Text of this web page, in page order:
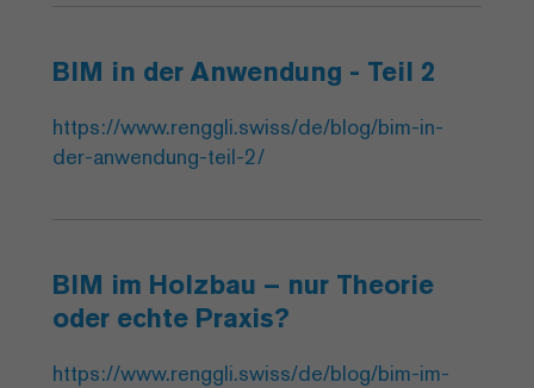
BIM in der Anwendung - Teil 2
https://www.renggli.swiss/de/blog/bim-in-
der-anwendung-teil-2/
BIM im Holzbau – nur Theorie
oder echte Praxis?
https://www.renggli.swiss/de/blog/bim-im-